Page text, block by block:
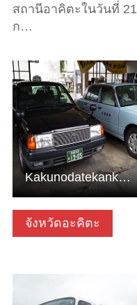
สถานีอาคิตะในวันที่ 21
ก…
จังหวัดอะคิตะ
ดูข้อมูลพื้นฐาน
Kakunodatekanko Taxis